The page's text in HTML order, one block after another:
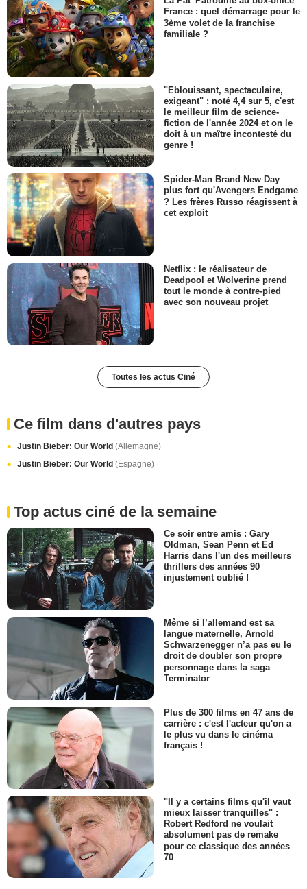
France : quel démarrage pour le
3ème volet de la franchise
familiale ?
"Eblouissant, spectaculaire,
exigeant" : noté 4,4 sur 5, c'est
le meilleur film de science-
fiction de l'année 2024 et on le
doit à un maître incontesté du
genre !
Spider-Man Brand New Day
plus fort qu'Avengers Endgame
? Les frères Russo réagissent à
cet exploit
Netflix : le réalisateur de
Deadpool et Wolverine prend
tout le monde à contre-pied
avec son nouveau projet
Toutes les actus Ciné
Ce film dans d'autres pays
Justin Bieber: Our World (Allemagne)
Justin Bieber: Our World (Espagne)
Top actus ciné de la semaine
Ce soir entre amis : Gary
Oldman, Sean Penn et Ed
Harris dans l'un des meilleurs
thrillers des années 90
injustement oublié !
Même si l’allemand est sa
langue maternelle, Arnold
Schwarzenegger n’a pas eu le
droit de doubler son propre
personnage dans la saga
Terminator
Plus de 300 films en 47 ans de
carrière : c'est l'acteur qu'on a
le plus vu dans le cinéma
français !
"Il y a certains films qu'il vaut
mieux laisser tranquilles" :
Robert Redford ne voulait
absolument pas de remake
pour ce classique des années
70